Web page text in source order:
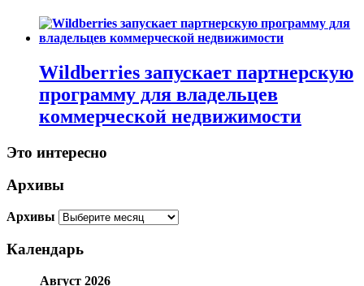
Wildberries запускает партнерскую
программу для владельцев
коммерческой недвижимости
Это интересно
Архивы
Архивы
Календарь
Август 2026